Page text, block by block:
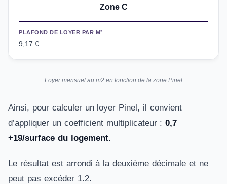
Zone C
PLAFOND DE LOYER PAR M²
9,17 €
Loyer mensuel au m2 en fonction de la zone Pinel
Ainsi, pour calculer un loyer Pinel, il convient
d’appliquer un coefficient multiplicateur : 0,7
+19/surface du logement.
Le résultat est arrondi à la deuxième décimale et ne
peut pas excéder 1.2.